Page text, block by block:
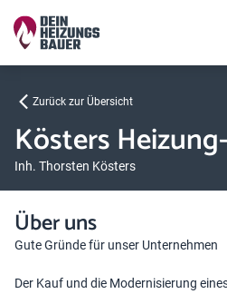
Zurück zur Übersicht
Kösters
Inh. Thorsten Kösters
Über uns
Gute Gründe für unser Unternehmen
Der Kauf und die Modernisierung